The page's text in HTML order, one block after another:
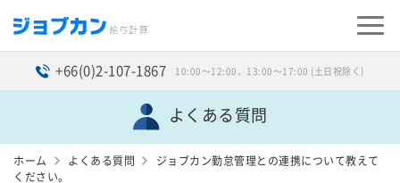
+66(0)2-107-1867 10:00〜12:00、13:00〜17:00 (土日祝除く)
よくある質問
ホーム よくある質問
ジョブカン勤怠管理との連携について教えて
ください。